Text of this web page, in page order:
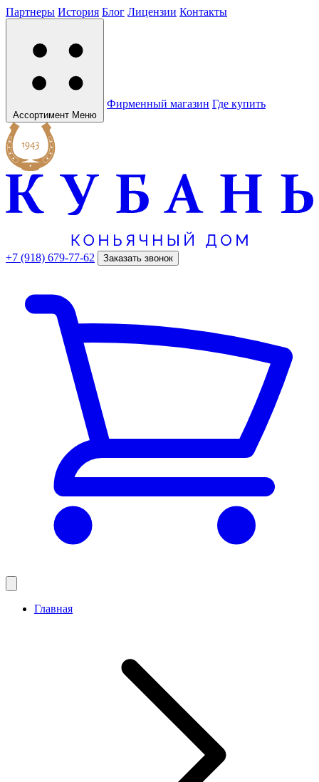
Партнеры История Блог Лицензии Контакты
Ассортимент Меню
Фирменный магазин Где купить
+7 (918) 679-77-62 Заказать звонок
Главная